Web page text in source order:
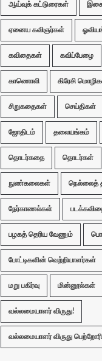
ஆய்வுக் கட்டுரைகள்
ஏனைய கவிஞர்கள்
கவிதைகள் கவிப்பேழை
காணொலி கிரேசி
சிறுகதைகள் செய்திகள்
ஜோதிடம் தலையங்கம்
தொடர்கதை தொடர்கள்
நுண்கலைகள் நெல்லைத்
நேர்காணல்கள்
பழகத் தெரிய வேணும்
போட்டிகளின் வெற்றியாளர்கள்
மறு பகிர்வு மின்னூல்கள்
வல்லமையாளர் விருது!
வல்லமையாளர் விருது